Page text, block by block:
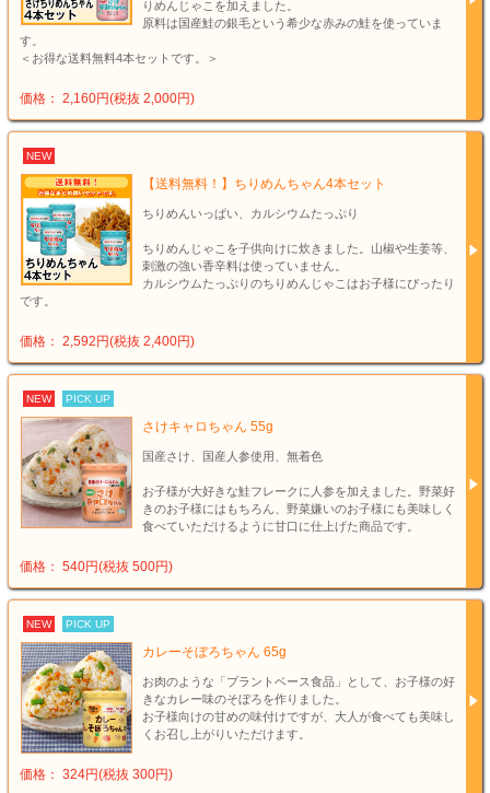
りめんじゃこを加えました。
原料は国産鮭の銀毛という希少な赤みの鮭を使っていま
す。
＜お得な送料無料4本セットです。＞
価格： 2,160円(税抜 2,000円)
NEW
【送料無料！】ちりめんちゃん4本セット
ちりめんいっぱい、カルシウムたっぷり
ちりめんじゃこを子供向けに炊きました。山椒や生姜等、
刺激の強い香辛料は使っていません。
カルシウムたっぷりのちりめんじゃこはお子様にぴったり
です。
価格： 2,592円(税抜 2,400円)
NEW PICK UP
さけキャロちゃん 55g
国産さけ、国産人参使用、無着色
お子様が大好きな鮭フレークに人参を加えました。野菜好
きのお子様にはもちろん、野菜嫌いのお子様にも美味しく
食べていただけるように甘口に仕上げた商品です。
価格： 540円(税抜 500円)
NEW PICK UP
カレーそぼろちゃん 65g
お肉のような「プラントベース食品」として、お子様の好
きなカレー味のそぼろを作りました。
お子様向けの甘めの味付けですが、大人が食べても美味し
くお召し上がりいただけます。
価格： 324円(税抜 300円)